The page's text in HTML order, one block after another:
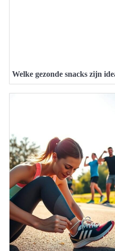
Welke gezonde snacks zijn